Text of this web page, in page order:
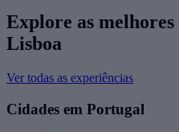
Explore as
Lisboa
Ver todas as experiências
Cidades em Portugal